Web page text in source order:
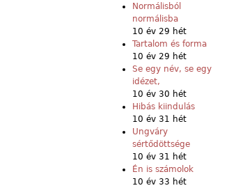
Normálisból
normálisba
10 év 29 hét
Tartalom és forma
10 év 29 hét
Se egy név, se egy
idézet,
10 év 30 hét
Hibás kiindulás
10 év 31 hét
Ungváry
sértődöttsége
10 év 31 hét
Én is számolok
10 év 33 hét